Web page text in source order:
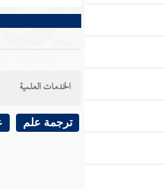
الخدمات العلمية
ترجمة علم